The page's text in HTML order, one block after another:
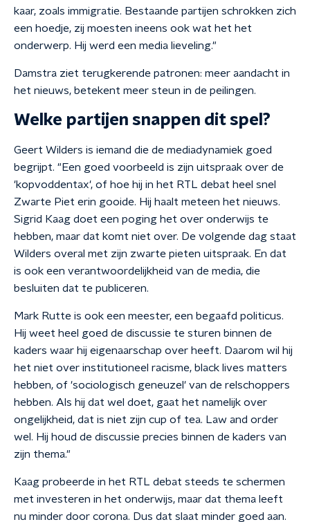
kaar, zoals immigratie. Bestaande partijen schrokken zich
een hoedje, zij moesten ineens ook wat het het
onderwerp. Hij werd een media lieveling."
Damstra ziet terugkerende patronen: meer aandacht in
het nieuws, betekent meer steun in de peilingen.
Welke partijen snappen dit spel?
Geert Wilders is iemand die de mediadynamiek goed
begrijpt. "Een goed voorbeeld is zijn uitspraak over de
'kopvoddentax', of hoe hij in het RTL debat heel snel
Zwarte Piet erin gooide. Hij haalt meteen het nieuws.
Sigrid Kaag doet een poging het over onderwijs te
hebben, maar dat komt niet over. De volgende dag staat
Wilders overal met zijn zwarte pieten uitspraak. En dat
is ook een verantwoordelijkheid van de media, die
besluiten dat te publiceren.
Mark Rutte is ook een meester, een begaafd politicus.
Hij weet heel goed de discussie te sturen binnen de
kaders waar hij eigenaarschap over heeft. Daarom wil hij
het niet over institutioneel racisme, black lives matters
hebben, of 'sociologisch geneuzel' van de relschoppers
hebben. Als hij dat wel doet, gaat het namelijk over
ongelijkheid, dat is niet zijn cup of tea. Law and order
wel. Hij houd de discussie precies binnen de kaders van
zijn thema."
Kaag probeerde in het RTL debat steeds te schermen
met investeren in het onderwijs, maar dat thema leeft
nu minder door corona. Dus dat slaat minder goed aan.